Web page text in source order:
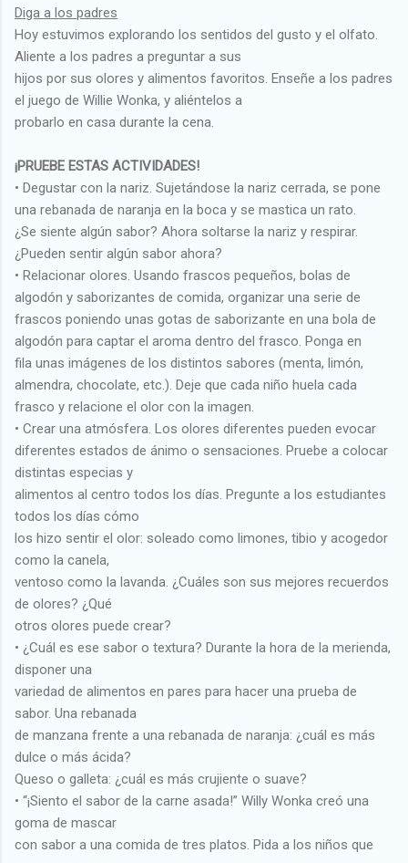
Diga a los padres
Hoy estuvimos explorando los sentidos del gusto y el olfato.
Aliente a los padres a preguntar a sus
hijos por sus olores y alimentos favoritos. Enseñe a los padres
el juego de Willie Wonka, y aliéntelos a
probarlo en casa durante la cena.
¡PRUEBE ESTAS ACTIVIDADES!
• Degustar con la nariz. Sujetándose la nariz cerrada, se pone
una rebanada de naranja en la boca y se mastica un rato.
¿Se siente algún sabor? Ahora soltarse la nariz y respirar.
¿Pueden sentir algún sabor ahora?
• Relacionar olores. Usando frascos pequeños, bolas de
algodón y saborizantes de comida, organizar una serie de
frascos poniendo unas gotas de saborizante en una bola de
algodón para captar el aroma dentro del frasco. Ponga en
fila unas imágenes de los distintos sabores (menta, limón,
almendra, chocolate, etc.). Deje que cada niño huela cada
frasco y relacione el olor con la imagen.
• Crear una atmósfera. Los olores diferentes pueden evocar
diferentes estados de ánimo o sensaciones. Pruebe a colocar
distintas especias y
alimentos al centro todos los días. Pregunte a los estudiantes
todos los días cómo
los hizo sentir el olor: soleado como limones, tibio y acogedor
como la canela,
ventoso como la lavanda. ¿Cuáles son sus mejores recuerdos
de olores? ¿Qué
otros olores puede crear?
• ¿Cuál es ese sabor o textura? Durante la hora de la merienda,
disponer una
variedad de alimentos en pares para hacer una prueba de
sabor. Una rebanada
de manzana frente a una rebanada de naranja: ¿cuál es más
dulce o más ácida?
Queso o galleta: ¿cuál es más crujiente o suave?
• “¡Siento el sabor de la carne asada!” Willy Wonka creó una
goma de mascar
con sabor a una comida de tres platos. Pida a los niños que